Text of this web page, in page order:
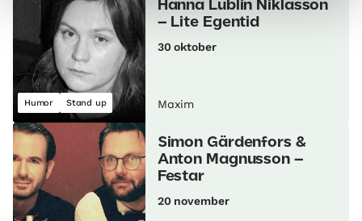
Humor Stand up
Hanna Lublin Niklasson
– Lite Egentid
30 oktober
Maxim
Simon Gärdenfors &
Anton Magnusson –
Festar
20 november